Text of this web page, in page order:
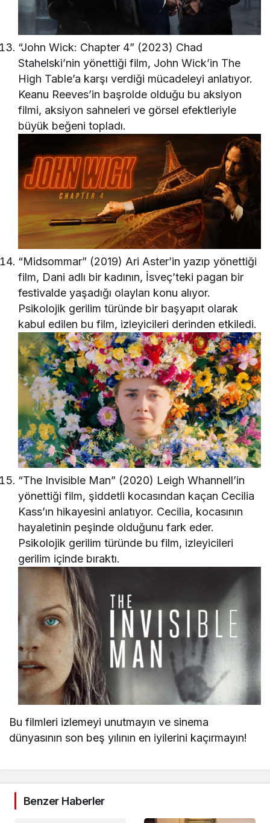
“John Wick: Chapter 4” (2023) Chad
Stahelski’nin yönettiği film, John Wick’in The
High Table’a karşı verdiği mücadeleyi anlatıyor.
Keanu Reeves’in başrolde olduğu bu aksiyon
filmi, aksiyon sahneleri ve görsel efektleriyle
büyük beğeni topladı.
“Midsommar” (2019) Ari Aster’in yazıp yönettiği
film, Dani adlı bir kadının, İsveç’teki pagan bir
festivalde yaşadığı olayları konu alıyor.
Psikolojik gerilim türünde bir başyapıt olarak
kabul edilen bu film, izleyicileri derinden etkiledi.
“The Invisible Man” (2020) Leigh Whannell’in
yönettiği film, şiddetli kocasından kaçan Cecilia
Kass’ın hikayesini anlatıyor. Cecilia, kocasının
hayaletinin peşinde olduğunu fark eder.
Psikolojik gerilim türünde bu film, izleyicileri
gerilim içinde bıraktı.
Bu filmleri izlemeyi unutmayın ve sinema
dünyasının son beş yılının en iyilerini kaçırmayın!
Benzer Haberler